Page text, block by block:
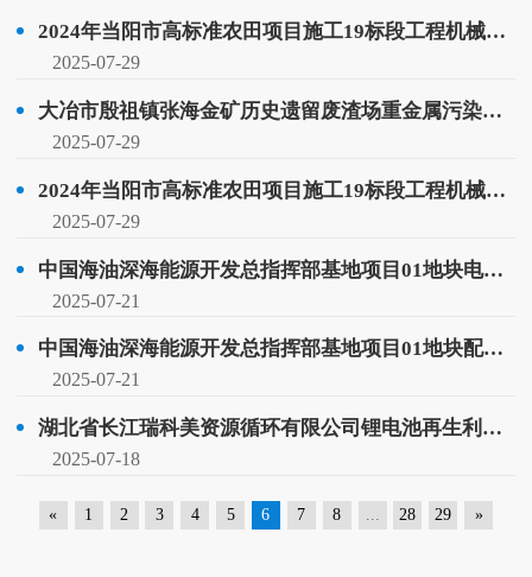
2024年当阳市高标准农田项目施工19标段工程机械租赁包件二采购成交公示
2025-07-29
大冶市殷祖镇张海金矿历史遗留废渣场重金属污染整治项目清淤工程专业分包采购成交公示
2025-07-29
2024年当阳市高标准农田项目施工19标段工程机械租赁包件一采购成交公示
2025-07-29
中国海油深海能源开发总指挥部基地项目01地块电线电缆材料采购成交公示
2025-07-21
中国海油深海能源开发总指挥部基地项目01地块配电箱材料采购成交公示
2025-07-21
湖北省长江瑞科美资源循环有限公司锂电池再生利用产业园项目2#厂房及室外工程材料设备采购成交公示
2025-07-18
« 1 2 3 4 5 6 7 8 28 29 »